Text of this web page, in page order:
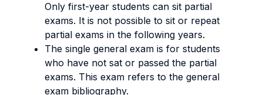
Only first-year students can sit partial
exams. It is not possible to sit or repeat
partial exams in the following years.
The single general exam is for students
who have not sat or passed the partial
exams. This exam refers to the general
exam bibliography.